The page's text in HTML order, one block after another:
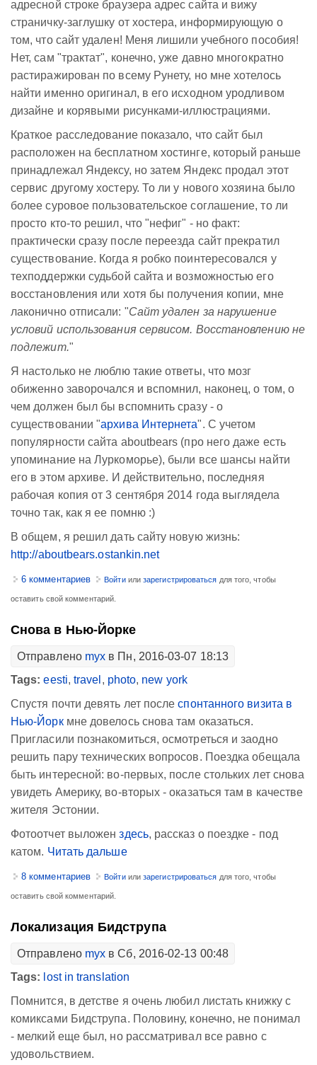
адресной строке браузера адрес сайта и вижу
страничку-заглушку от хостера, информирующую о
том, что сайт удален! Меня лишили учебного пособия!
Нет, сам "трактат", конечно, уже давно многократно
растиражирован по всему Рунету, но мне хотелось
найти именно оригинал, в его исходном уродливом
дизайне и корявыми рисунками-иллюстрациями.
Краткое расследование показало, что сайт был
расположен на бесплатном хостинге, который раньше
принадлежал Яндексу, но затем Яндекс продал этот
сервис другому хостеру. То ли у нового хозяина было
более суровое пользовательское соглашение, то ли
просто кто-то решил, что "нефиг" - но факт:
практически сразу после переезда сайт прекратил
существование. Когда я робко поинтересовался у
техподдержки судьбой сайта и возможностью его
восстановления или хотя бы получения копии, мне
лаконично отписали: "Сайт удален за нарушение
условий использования сервисом. Восстановлению не
подлежит."
Я настолько не люблю такие ответы, что мозг
обиженно заворочался и вспомнил, наконец, о том, о
чем должен был бы вспомнить сразу - о
существовании "архива Интернета". С учетом
популярности сайта aboutbears (про него даже есть
упоминание на Луркоморье), были все шансы найти
его в этом архиве. И действительно, последняя
рабочая копия от 3 сентября 2014 года выглядела
точно так, как я ее помню :)
В общем, я решил дать сайту новую жизнь:
http://aboutbears.ostankin.net
6 комментариев Войтиилизарегистрироваться для того, чтобы
оставить свой комментарий.
Снова в Нью-Йорке
Отправлено myx в Пн, 2016-03-07 18:13
Tags:eesti,travel , photo, new york
Спустя почти девять лет послеспонтанного визита в
Нью-Йоркмне довелось снова там оказаться.
Пригласили познакомиться, осмотреться и заодно
решить пару технических вопросов. Поездка обещала
быть интересной: во-первых, после стольких лет снова
увидеть Америку, во-вторых - оказаться там в качестве
жителя Эстонии.
Фотоотчет выложенздесь, рассказ о поездке - под
катом. Читать дальше
8 комментариев Войтиилизарегистрироваться для того, чтобы
оставить свой комментарий.
Локализация Бидструпа
Отправлено myx в Сб, 2016-02-13 00:48
Tags: lost in translation
Помнится, в детстве я очень любил листать книжку с
комиксами Бидструпа. Половину, конечно, не понимал
- мелкий еще был, но рассматривал все равно с
удовольствием.